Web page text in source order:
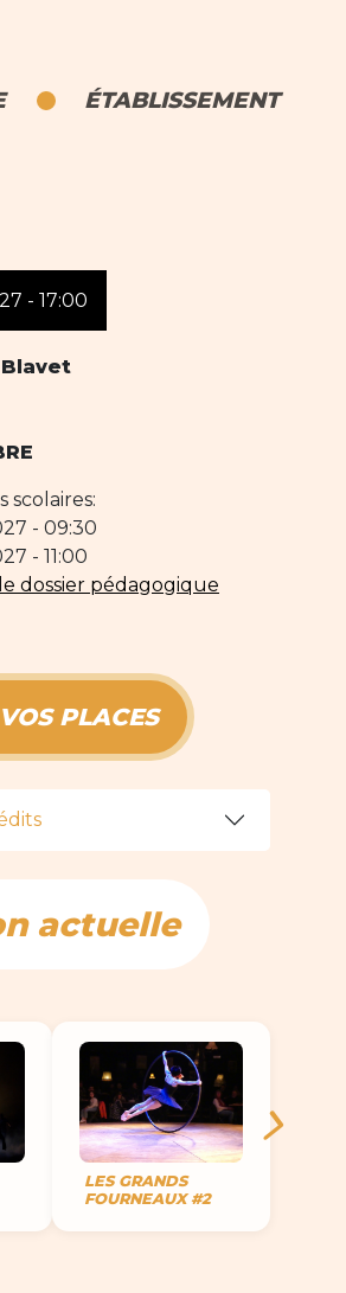
ÉTABLISSEMENT
- 17:00
scolaires:
- 09:30
- 11:00
dossier pédagogique
PLACES
actuelle
LES GRANDS
FOURNEAUX #2